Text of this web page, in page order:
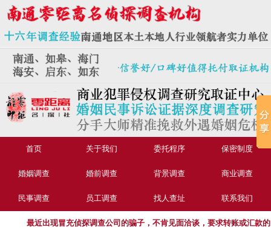
首页 关于我们 委托程序 保密制度
婚姻调查 婚前调查 背景调查 商业调查
民事调查 员工调查 找人查址 联系我们
最近出现冒充侦探调查公司的骗子，不肯见面洽谈，要求转账或汇款的，